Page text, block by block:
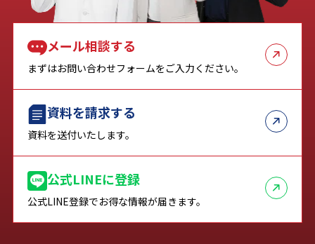
メール相談する
まずはお問い合わせフォームをご入力ください。
資料を請求する
資料を送付いたします。
公式LINEに登録
公式LINE登録でお得な情報が届きます。